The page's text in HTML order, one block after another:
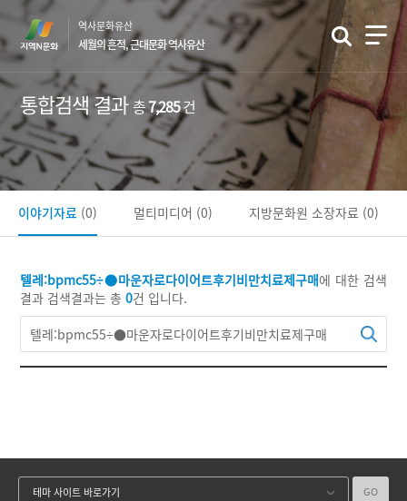
문
바
로
기
역사문화유산
세월의 흔적, 근대문화 역사유산
통합검색 결과총7,285건
텔레:bpmc55÷●마운자로다이어트후기비만치료제구매에 대한 검색
결과 검색결과는 총0건 입니다.
이야기자료 (0) 멀티미디어 (0) 지방문화원 소장자료 (0)
테마 사이트 바로가기 GO